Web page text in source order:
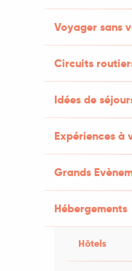
Voyager sans
Circuits
Idées de
Expériences à
Grands
Hébergements
Hôtels
sur votre